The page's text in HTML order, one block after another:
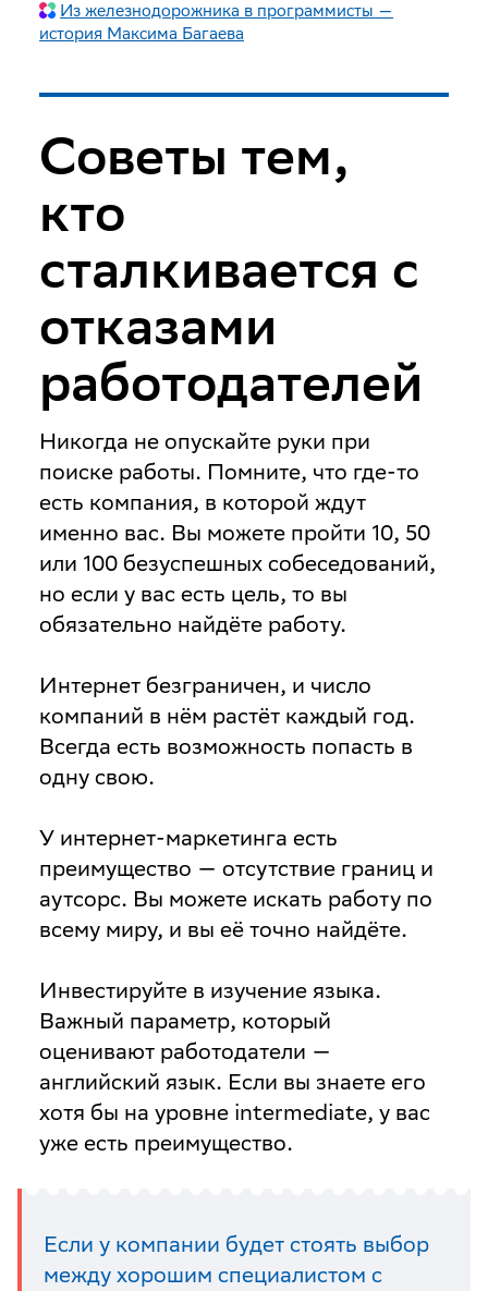
Из железнодорожника в программисты —
история Максима Багаева
Советы тем,
кто
сталкивается с
отказами
работодателей
Никогда не опускайте руки при
поиске работы. Помните, что где-то
есть компания, в которой ждут
именно вас. Вы можете пройти 10, 50
или 100 безуспешных собеседований,
но если у вас есть цель, то вы
обязательно найдёте работу.
Интернет безграничен, и число
компаний в нём растёт каждый год.
Всегда есть возможность попасть в
одну свою.
У интернет-маркетинга есть
преимущество — отсутствие границ и
аутсорс. Вы можете искать работу по
всему миру, и вы её точно найдёте.
Инвестируйте в изучение языка.
Важный параметр, который
оценивают работодатели —
английский язык. Если вы знаете его
хотя бы на уровне intermediate, у вас
уже есть преимущество.
Если у компании будет стоять выбор
между хорошим специалистом с